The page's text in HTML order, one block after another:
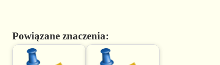
Powiązane znaczenia: